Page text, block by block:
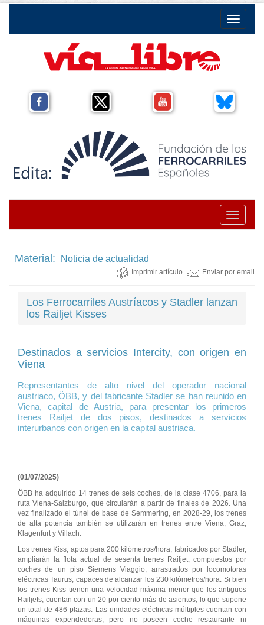
Toggle
Toggle
Material: Noticia de actualidad
Imprimir artículo Enviar por email
Los Ferrocarriles Austríacos y Stadler lanzan
los Railjet Kisses
Destinados a servicios Intercity, con origen en
Viena
Representantes de alto nivel del operador nacional
austriaco, ÖBB, y del fabricante Stadler se han reunido en
Viena, capital de Austria, para presentar los primeros
trenes Railjet de dos pisos, destinados a servicios
interurbanos con origen en la capital austriaca.
(01/07/2025)
ÖBB ha adquirido 14 trenes de seis coches, de la clase 4706, para la
ruta Viena-Salzburgo, que circularán a partir de finales de 2026. Una
vez finalizado el túnel de base de Semmering, en 2028-29, los trenes
de alta potencia también se utilizarán en trenes entre Viena, Graz,
Klagenfurt y Villach.
Los trenes Kiss, aptos para 200 kilómetros/hora, fabricados por Stadler,
ampliarán la flota actual de sesenta trenes Railjet, compuestos por
coches de un piso Siemens Viaggio, arrastrados por locomotoras
eléctricas Taurus, capaces de alcanzar los 230 kilómetros/hora. Si bien
los trenes Kiss tienen una velocidad máxima menor que los antiguos
Railjets, cuentan con un 20 por ciento más de asientos, lo que supone
un total de 486 plazas. Las unidades eléctricas múltiples cuentan con
máquinas expendedoras, pero no poseen coche restaurante ni